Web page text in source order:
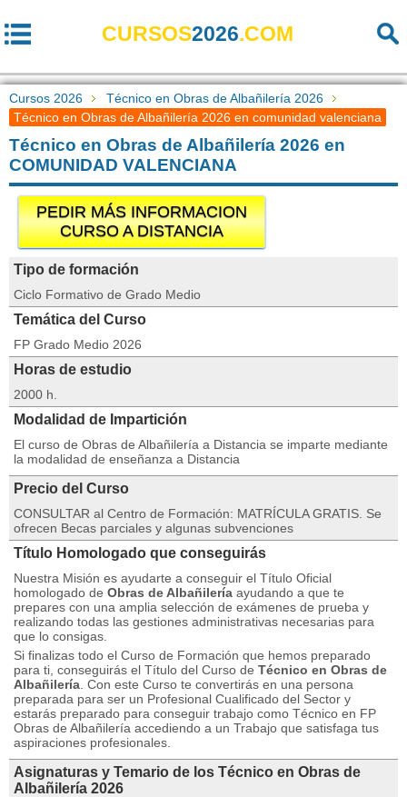
CURSOS2026.COM
Cursos 2026
Técnico en Obras de Albañilería 2026
Técnico en Obras de Albañilería 2026 en comunidad valenciana
Técnico en Obras de Albañilería 2026 en
COMUNIDAD VALENCIANA
PEDIR MÁS INFORMACION
CURSO A DISTANCIA
Tipo de formación
Ciclo Formativo de Grado Medio
Temática del Curso
FP Grado Medio 2026
Horas de estudio
2000 h.
Modalidad de Impartición
El curso de Obras de Albañilería a Distancia se imparte mediante
la modalidad de enseñanza a Distancia
Precio del Curso
CONSULTAR al Centro de Formación: MATRÍCULA GRATIS. Se
ofrecen Becas parciales y algunas subvenciones
Título Homologado que conseguirás
Nuestra Misión es ayudarte a conseguir el Título Oficial
homologado de Obras de Albañilería ayudando a que te
prepares con una amplia selección de exámenes de prueba y
realizando todas las gestiones administrativas necesarias para
que lo consigas.
Si finalizas todo el Curso de Formación que hemos preparado
para ti, conseguirás el Título del Curso de Técnico en Obras de
Albañilería . Con este Curso te convertirás en una persona
preparada para ser un Profesional Cualificado del Sector y
estarás preparado para conseguir trabajo como Técnico en FP
Obras de Albañilería accediendo a un Trabajo que satisfaga tus
aspiraciones profesionales.
Asignaturas y Temario de los Técnico en Obras de
Albañilería 2026